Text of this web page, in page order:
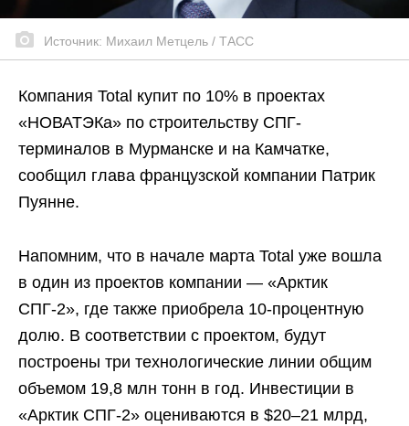
Источник: Михаил Метцель / ТАСС
Компания Total купит по 10% в проектах
«НОВАТЭКа» по строительству СПГ-
терминалов в Мурманске и на Камчатке,
сообщил глава французской компании Патрик
Пуянне.
Напомним, что в начале марта Total уже вошла
в один из проектов компании — «Арктик
СПГ-2», где также приобрела 10-процентную
долю. В соответствии с проектом, будут
построены три технологические линии общим
объемом 19,8 млн тонн в год. Инвестиции в
«Арктик СПГ-2» оцениваются в $20–21 млрд,